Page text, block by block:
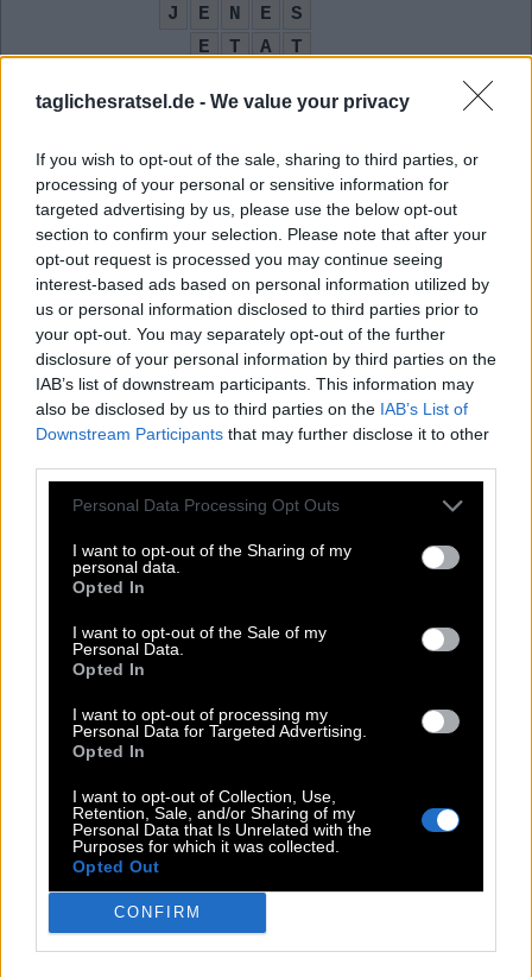
taglichesratsel.de - We value your privacy
If you wish to opt-out of the sale, sharing to third parties, or
processing of your personal or sensitive information for
targeted advertising by us, please use the below opt-out
section to confirm your selection. Please note that after your
opt-out request is processed you may continue seeing
interest-based ads based on personal information utilized by
us or personal information disclosed to third parties prior to
your opt-out. You may separately opt-out of the further
disclosure of your personal information by third parties on the
IAB’s list of downstream participants. This information may
also be disclosed by us to third parties on the IAB’s List of
Downstream Participants that may further disclose it to other
Personal Data Processing Opt Outs
I want to opt-out of the Sharing of my
personal data.
Opted In
I want to opt-out of the Sale of my
Personal Data.
Opted In
I want to opt-out of processing my
Personal Data for Targeted Advertising.
Opted In
I want to opt-out of Collection, Use,
Retention, Sale, and/or Sharing of my
Personal Data that Is Unrelated with the
Purposes for which it was collected.
Opted Out
CONFIRM
J
E N E
S
E
T A
T
F
A I
R
H
E I M
__ culpa, lateinisches Schuldbekenntnis :
M
E
A
Lou __, sang 1972 Walk on the Wild Side:
R
E E
D
Beim Tratschen erzählt man sich dieses und __ :
J
E N E
S
Dienstag :
B
Initialen eines WWM-Moderators:
Kurzform für linke Bewegung gegen Faschismus:
N T I
Bowling: Umwerfen aller Pins beim ersten Wurf